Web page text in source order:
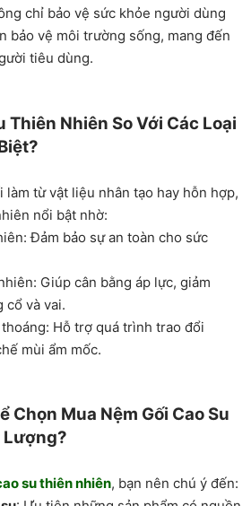
chỉ bảo vệ sức khỏe người dùng
bảo vệ môi trường sống, mang đến
tiêu dùng.
Thiên Nhiên So Với Các Loại
làm từ vật liệu nhân tạo hay hỗn hợp,
nổi bật nhờ:
Đảm bảo sự an toàn cho sức
Giúp cân bằng áp lực, giảm
cổ và vai.
Hỗ trợ quá trình trao đổi
mùi ẩm mốc.
Chọn Mua Nệm Gối Cao Su
Lượng?
su thiên nhiên, bạn nên chú ý đến: